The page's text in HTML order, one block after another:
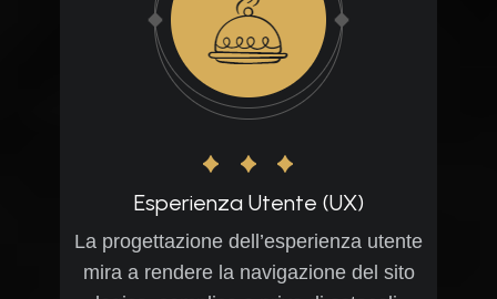
Esperienza Utente (UX)
La progettazione dell’esperienza utente
mira a rendere la navigazione del sito